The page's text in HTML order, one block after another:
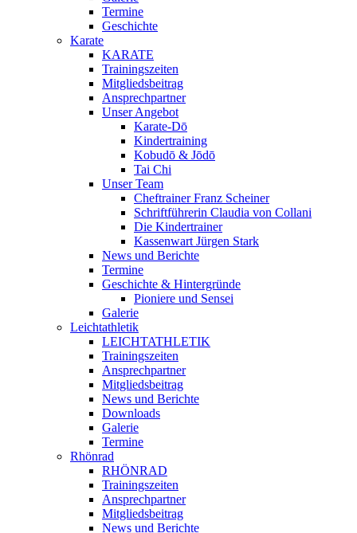
Termine
Geschichte
Karate
KARATE
Trainingszeiten
Mitgliedsbeitrag
Ansprechpartner
Unser Angebot
Karate-Dō
Kindertraining
Kobudō & Jōdō
Tai Chi
Unser Team
Cheftrainer Franz Scheiner
Schriftführerin Claudia von Collani
Die Kindertrainer
Kassenwart Jürgen Stark
News und Berichte
Termine
Geschichte & Hintergründe
Pioniere und Sensei
Galerie
Leichtathletik
LEICHTATHLETIK
Trainingszeiten
Ansprechpartner
Mitgliedsbeitrag
News und Berichte
Downloads
Galerie
Termine
Rhönrad
RHÖNRAD
Trainingszeiten
Ansprechpartner
Mitgliedsbeitrag
News und Berichte